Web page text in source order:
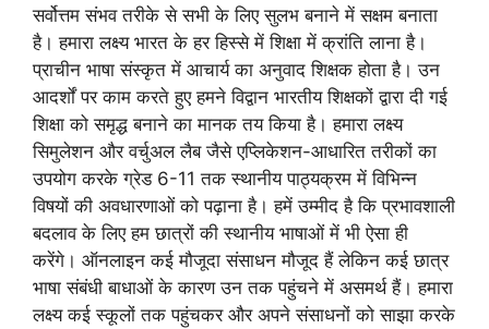
सर्वोत्तम संभव तरीके से सभी के लिए सुलभ बनाने में सक्षम बनाता
है। हमारा लक्ष्य भारत के हर हिस्से में शिक्षा में क्रांति लाना है।
प्राचीन भाषा संस्कृत में आचार्य का अनुवाद शिक्षक होता है। उन
आदर्शों पर काम करते हुए हमने विद्वान भारतीय शिक्षकों द्वारा दी गई
शिक्षा को समृद्ध बनाने का मानक तय किया है। हमारा लक्ष्य
सिमुलेशन और वर्चुअल लैब जैसे एप्लिकेशन-आधारित तरीकों का
उपयोग करके ग्रेड 6-11 तक स्थानीय पाठ्यक्रम में विभिन्न
विषयों की अवधारणाओं को पढ़ाना है। हमें उम्मीद है कि प्रभावशाली
बदलाव के लिए हम छात्रों की स्थानीय भाषाओं में भी ऐसा ही
करेंगे। ऑनलाइन कई मौजूदा संसाधन मौजूद हैं लेकिन कई छात्र
भाषा संबंधी बाधाओं के कारण उन तक पहुंचने में असमर्थ हैं। हमारा
लक्ष्य कई स्कूलों तक पहुंचकर और अपने संसाधनों को साझा करके